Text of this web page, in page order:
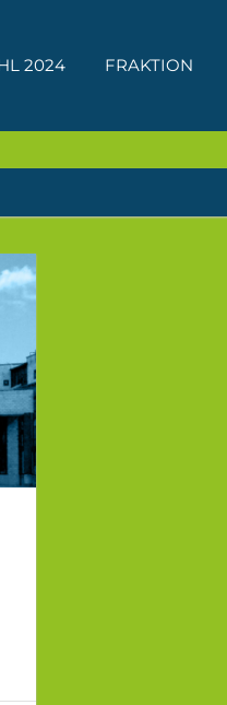
2024 FRAKTION